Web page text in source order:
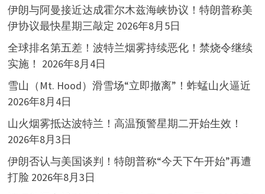
伊朗与阿曼接近达成霍尔木兹海峡协议！特朗普称美
伊协议最快星期三敲定 2026年8月5日
全球排名第五差！波特兰烟雾持续恶化！禁烧令继续
实施！ 2026年8月4日
雪山（Mt. Hood）滑雪场“立即撤离”！蚱蜢山火逼近
2026年8月4日
山火烟雾抵达波特兰！高温预警星期二开始生效！
2026年8月3日
伊朗否认与美国谈判！特朗普称“今天下午开始”再遭
打脸 2026年8月3日